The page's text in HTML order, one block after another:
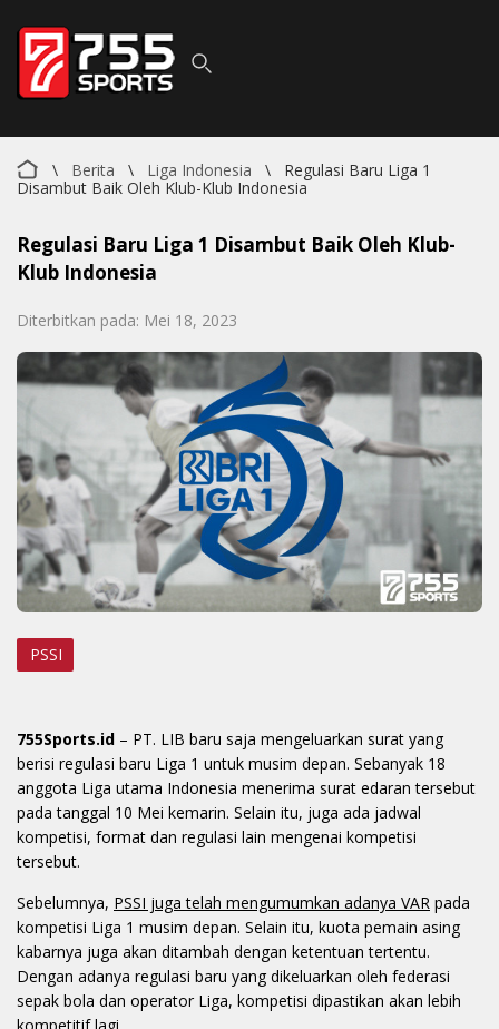
\ Berita \ Liga Indonesia \
Regulasi Baru Liga 1
Disambut Baik Oleh Klub-Klub Indonesia
Regulasi Baru Liga 1 Disambut Baik Oleh Klub-
Klub Indonesia
Diterbitkan pada: Mei 18, 2023
PSSI
755Sports.id – PT. LIB baru saja mengeluarkan surat yang
berisi regulasi baru Liga 1 untuk musim depan. Sebanyak 18
anggota Liga utama Indonesia menerima surat edaran tersebut
pada tanggal 10 Mei kemarin. Selain itu, juga ada jadwal
kompetisi, format dan regulasi lain mengenai kompetisi
tersebut.
Sebelumnya, PSSI juga telah mengumumkan adanya VAR pada
kompetisi Liga 1 musim depan. Selain itu, kuota pemain asing
kabarnya juga akan ditambah dengan ketentuan tertentu.
Dengan adanya regulasi baru yang dikeluarkan oleh federasi
sepak bola dan operator Liga, kompetisi dipastikan akan lebih